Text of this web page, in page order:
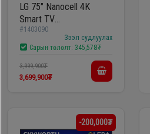
LG 75" Nanocell 4K
Smart TV
/75NANO80A6B/
#1403090
Зээл судлуулах
Сарын төлөлт: 345,578₮
3,999,900₮
3,699,900₮
-200,000₮